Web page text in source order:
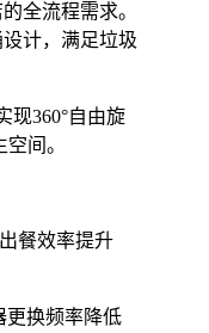
全流程需求。
计，满足垃圾
现360°自由旋
间。
餐效率提升
更换频率降低